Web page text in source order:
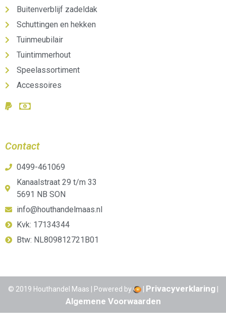
Buitenverblijf zadeldak
Schuttingen en hekken
Tuinmeubilair
Tuintimmerhout
Speelassortiment
Accessoires
Contact
0499-461069
Kanaalstraat 29 t/m 33
5691 NB SON
info@houthandelmaas.nl
Kvk: 17134344
Btw: NL809812721B01
© 2019 Houthandel Maas | Powered by | Privacyverklaring|
Algemene Voorwaarden